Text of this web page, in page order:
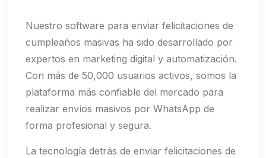
Nuestro software para enviar felicitaciones de
cumpleaños masivas ha sido desarrollado por
expertos en marketing digital y automatización.
Con más de 50,000 usuarios activos, somos la
plataforma más confiable del mercado para
realizar envíos masivos por WhatsApp de
forma profesional y segura.
La tecnología detrás de enviar felicitaciones de